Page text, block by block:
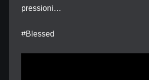
pressioni…
#Blessed